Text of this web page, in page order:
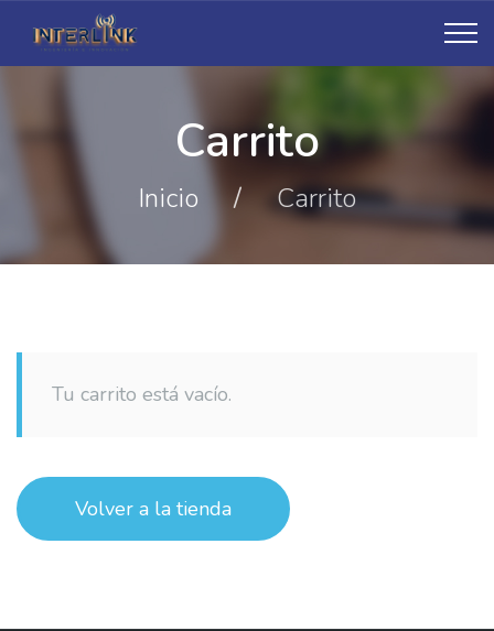
Carrito
Inicio / Carrito
Tu carrito está vacío.
Volver a la tienda